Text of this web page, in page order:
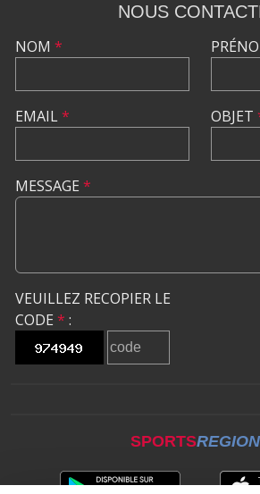
NOUS
NOM *
EMAIL* OBJET
MESSAGE *
VEUILLEZ RECOPIER LE
CODE * :
SPORTS